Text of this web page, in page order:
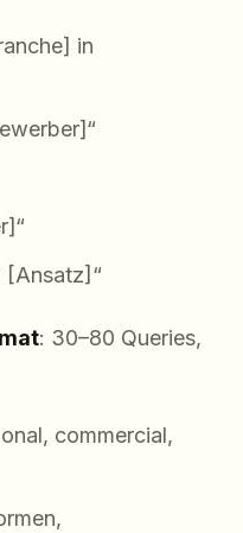
in
[Ansatz]“
: 30–80 Queries,
commercial,